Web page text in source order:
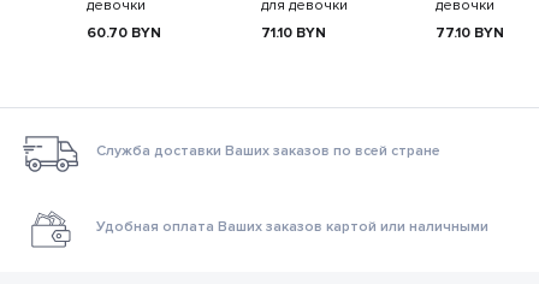
девочки
60.70 BYN
для девочки
71.10 BYN
девочки
77.10 BYN
Служба доставки Ваших заказов по всей стране
Удобная оплата Ваших заказов картой или наличными